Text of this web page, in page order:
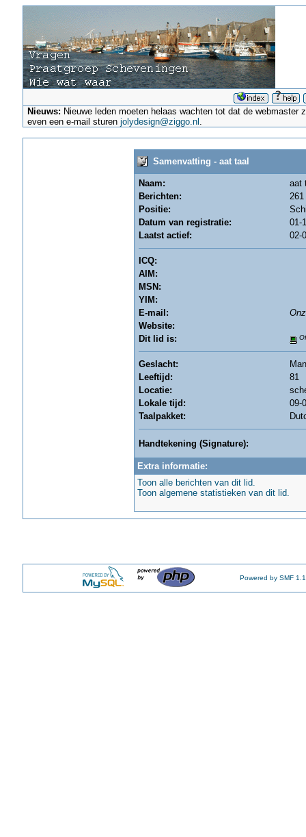
Nieuws: Nieuwe leden moeten helaas wachten tot dat de
even een e-mail sturenjolydesign@ziggo.nl .
Samenvatting - aat taal
Naam:
aat
Berichten:
261
Positie:
Datum van registratie:
01-
Laatst actief:
02-
ICQ:
AIM:
MSN:
YIM:
E-mail:
Website:
Dit lid is:
Geslacht:
Man
Leeftijd:
81
Locatie:
Lokale tijd:
09-
Taalpakket:
Handtekening (Signature):
Extra informatie:
Toon alle berichten van dit lid.
Toon algemene statistieken van dit lid.
Powered by SMF